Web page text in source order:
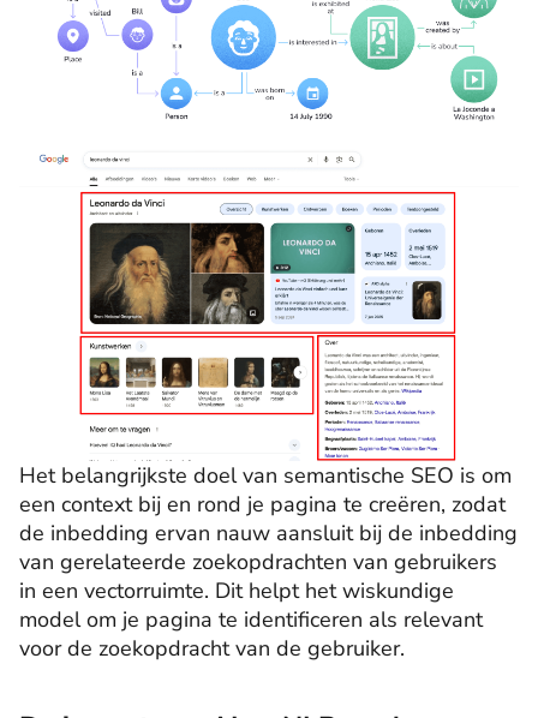
Het belangrijkste doel van semantische SEO is om
een context bij en rond je pagina te creëren, zodat
de inbedding ervan nauw aansluit bij de inbedding
van gerelateerde zoekopdrachten van gebruikers
in een vectorruimte. Dit helpt het wiskundige
model om je pagina te identificeren als relevant
voor de zoekopdracht van de gebruiker.